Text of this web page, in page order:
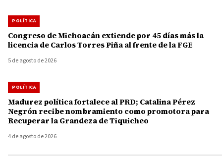
POLÍTICA
Congreso de Michoacán extiende por 45 días más la
licencia de Carlos Torres Piña al frente de la FGE
5 de agosto de 2026
POLÍTICA
Madurez política fortalece al PRD; Catalina Pérez
Negrón recibe nombramiento como promotora para
Recuperar la Grandeza de Tiquicheo
4 de agosto de 2026